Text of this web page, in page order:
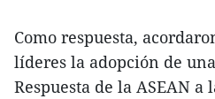
Como respuesta,
líderes la adopción de
Respuesta de la ASEAN